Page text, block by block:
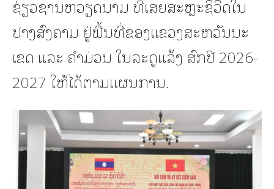
ຊ່ຽວຊານຫວຽດນາມ ທີ່ເສຍສະຫຼະຊິວິດໃນ
ປາງສົງຄາມ ຢູ່ພື້ນທີ່ຂອງແຂວງສະຫວັນນະ
ເຂດ ແລະ ຄຳມ່ວນ ໃນລະດູແລ້ງ ສົກປີ 2026-
2027 ໃຫ້ໄດ້ຕາມແຜນການ.